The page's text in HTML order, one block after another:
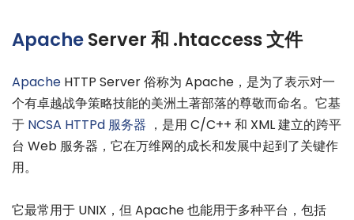
ApacheServer 和 .htaccess 文件
Apache HTTP Server 俗称为 Apache，是为了表示对一
个有卓越战争策略技能的美洲土著部落的尊敬而命名。它基
于 NCSA HTTPd 服务器 ，是用 C/C++ 和 XML 建立的跨平
台 Web 服务器，它在万维网的成长和发展中起到了关键作
用。
它最常用于 UNIX，但 Apache 也能用于多种平台，包括